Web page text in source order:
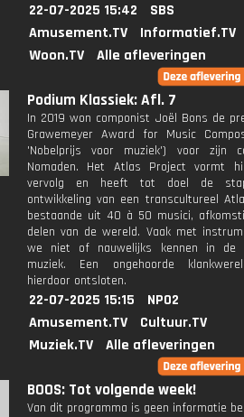
22-07-2025 15:42
SBS
Amusement.TV
Informatief.TV
Woon.TV
Alle afleveringen
Podium Klassiek: Afl. 7
In 2019 won componist Joël Bons de
Grawemeyer Award for Music
'Nobelprijs voor muziek') voor zijn
Nomaden. Het Atlas Project vormt
vervolg en heeft tot doel de
ontwikkeling van een transcultureel
bestaande uit 40 à 50 musici,
delen van de wereld. Vaak met
we niet of nauwelijks kennen in de
muziek. Een ongehoorde
hierdoor ontsloten.
22-07-2025 15:15
NPO2
Amusement.TV
Cultuur.TV
Muziek.TV
Alle afleveringen
BOOS: Tot volgende week!
Van dit programma is geen informatie